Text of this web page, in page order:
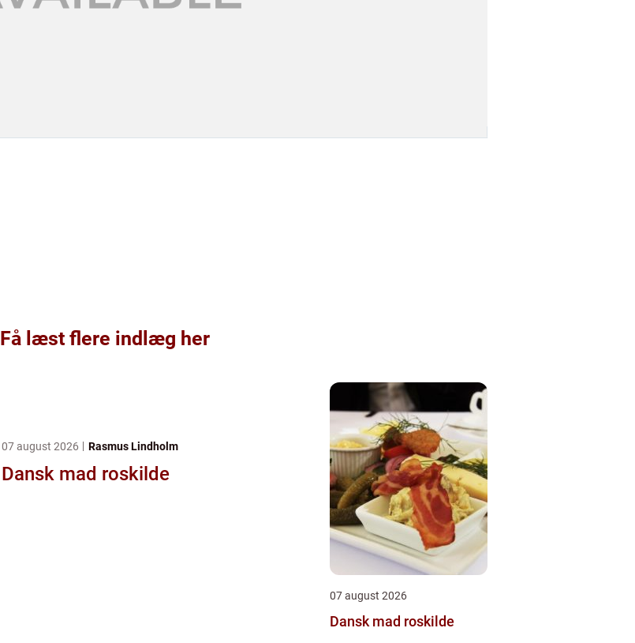
Få læst flere indlæg her
07 august 2026 Rasmus Lindholm
Dansk mad roskilde
07 august 2026
Dansk mad roskilde